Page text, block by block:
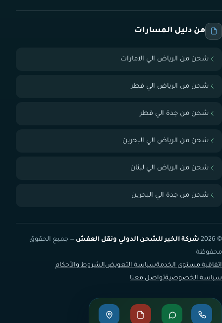
من دليل المسارات
شحن من الرياض الي الامارات
شحن من الرياض الي قطر
شحن من جدة الي قطر
شحن من الرياض الي البحرين
شحن من الرياض الي لبنان
شحن من جدة الي البحرين
© 2026 شركة الخير للشحن الدولي ونقل العفش — جميع الحقوق
محفوظة
اتفاقية مستوى الخدمةسياسة التعويضالشروط والأحكام
سياسة الخصوصيةتواصل معنا